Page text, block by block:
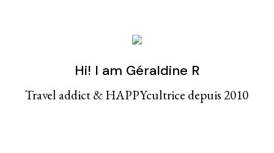
Hi! I am Géraldine R
Travel addict & HAPPYcultrice depuis 2010